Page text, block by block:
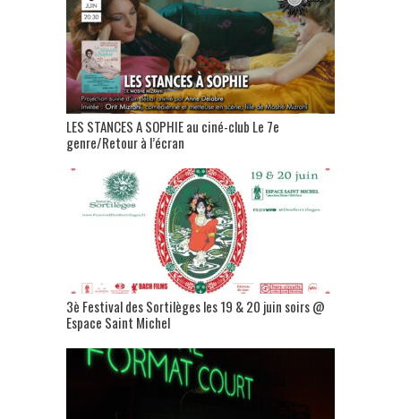
LES STANCES A SOPHIE au ciné-club Le 7e
genre/Retour à l’écran
3è Festival des Sortilèges les 19 & 20 juin soirs @
Espace Saint Michel